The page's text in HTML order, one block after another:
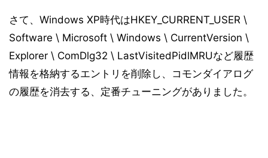
さて、Windows XP時代はHKEY_CURRENT_USER \
Software \ Microsoft \ Windows \ CurrentVersion \
Explorer \ ComDlg32 \ LastVisitedPidlMRUなど履歴
情報を格納するエントリを削除し、コモンダイアログ
の履歴を消去する、定番チューニングがありました。